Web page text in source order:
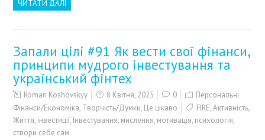
ЧИТАТИ ДАЛІ
Запали цілі #91 Як вести свої фінанси,
принципи мудрого інвестування та
український фінтех
Roman Koshovskyy 8 Квітня, 2025 0
Персональні
Фінанси/Економіка, Творчість/Думки, Це цікаво FIRE,Активність,
Життя, інвестиції, Інвестування, мислення, мотивація, психологія,
створи себе сам